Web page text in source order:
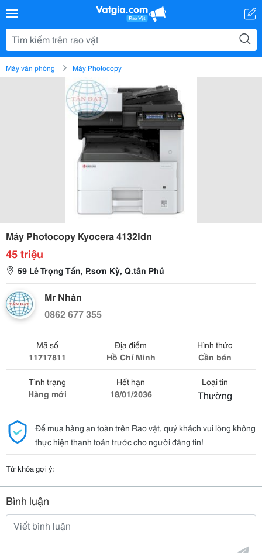
Máy văn phòng Máy Photocopy
Máy Photocopy Kyocera 4132Idn
45 triệu
59 Lê Trọng Tấn, P.sơn Kỳ, Q.tân Phú
Mr Nhàn
0862 677 355
Mã số
11717811
Địa điểm
Hồ Chí Minh
Hình thức
Cần bán
Tình trạng
Hàng mới
Hết hạn
18/01/2036
Loại tin
Thường
Để mua hàng an toàn trên Rao vặt, quý khách vui lòng không
thực hiện thanh toán trước cho người đăng tin!
Từ khóa gợi ý:
Bình luận